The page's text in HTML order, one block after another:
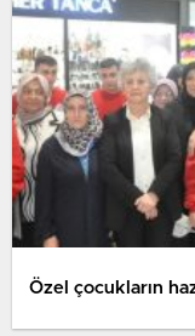
Özel çocukların